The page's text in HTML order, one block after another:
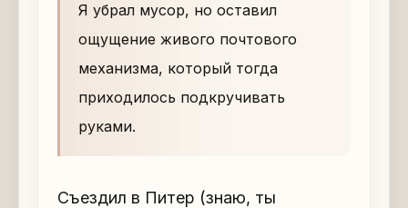
Я убрал мусор, но оставил
ощущение живого почтового
механизма, который тогда
приходилось подкручивать
руками.
Съездил в Питер (знаю, ты